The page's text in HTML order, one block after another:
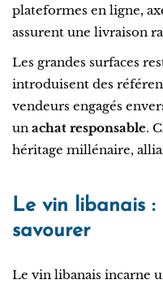
plateformes en ligne,
assurent une livraison
Les grandes surfaces
introduisent des
vendeurs engagés
un achat responsable.
héritage millénaire,
Le vin libanais
savourer
Le vin libanais incarne